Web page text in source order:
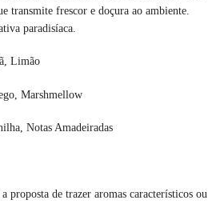
transmite frescor e doçura ao ambiente.
paradisíaca.
Limão
Marshmellow
Notas Amadeiradas
proposta de trazer aromas característicos ou